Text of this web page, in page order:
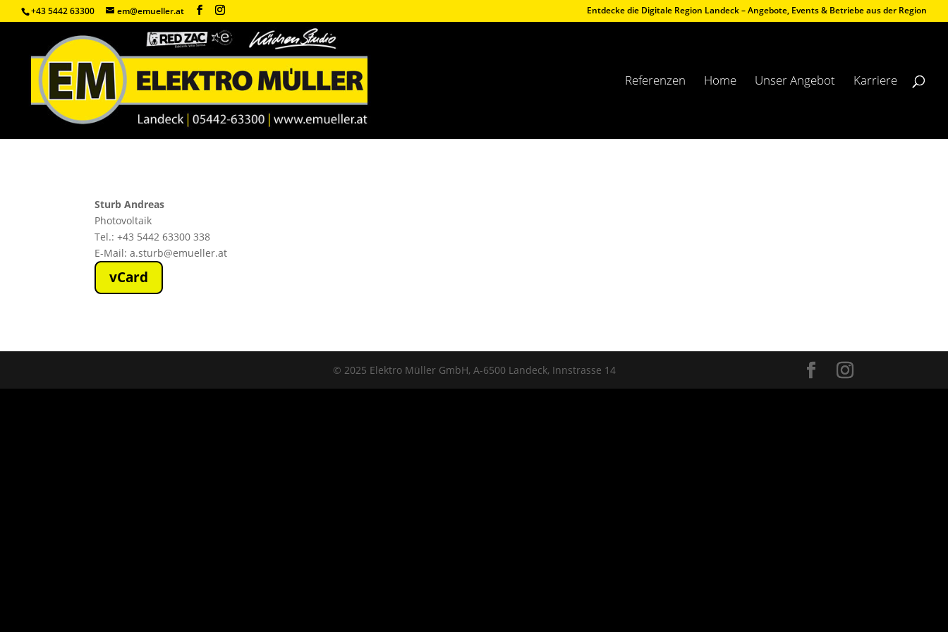
+43 5442 63300 em@emueller.at Entdecke die Digitale Region Landeck – Angebote, Events & Betriebe aus der Region
Referenzen Home Unser Angebot Karriere
Sturb Andreas
Photovoltaik
Tel.: +43 5442 63300 338
E-Mail: a.sturb@emueller.at
vCard
© 2025 Elektro Müller GmbH, A-6500 Landeck, Innstrasse 14